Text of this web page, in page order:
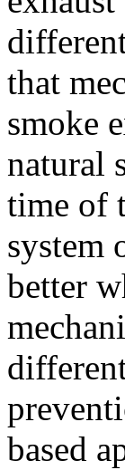
that
smoke
natural
time of
system
better
based